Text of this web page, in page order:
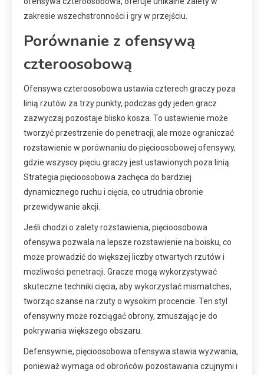
zakresie wszechstronności i gry w przejściu.
Porównanie z ofensywą
czteroosobową
Ofensywa czteroosobowa ustawia czterech graczy poza
linią rzutów za trzy punkty, podczas gdy jeden gracz
zazwyczaj pozostaje blisko kosza. To ustawienie może
tworzyć przestrzenie do penetracji, ale może ograniczać
rozstawienie w porównaniu do pięcioosobowej ofensywy,
gdzie wszyscy pięciu graczy jest ustawionych poza linią.
Strategia pięcioosobowa zachęca do bardziej
dynamicznego ruchu i cięcia, co utrudnia obronie
przewidywanie akcji.
Jeśli chodzi o zalety rozstawienia, pięcioosobowa
ofensywa pozwala na lepsze rozstawienie na boisku, co
może prowadzić do większej liczby otwartych rzutów i
możliwości penetracji. Gracze mogą wykorzystywać
skuteczne techniki cięcia, aby wykorzystać mismatches,
tworząc szanse na rzuty o wysokim procencie. Ten styl
ofensywny może rozciągać obrony, zmuszając je do
pokrywania większego obszaru.
Defensywnie, pięcioosobowa ofensywa stawia wyzwania,
ponieważ wymaga od obrońców pozostawania czujnymi i